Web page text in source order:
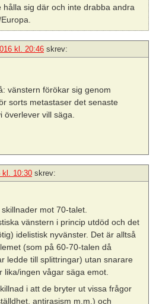
hålla sig där och inte drabba andra
kl. 20:46 skrev:
vänstern förökar sig genom
sorts metastaser det senaste
vill säga.
kl. 10:30 skrev:
mot 70-talet.
vänstern i princip utdöd och det
idelistisk nyvänster. Det är alltså
(som på 60-70-talen då
ledde till splittringar) utan snarare
lika/ingen vågar säga emot.
i att de bryter ut vissa frågor
antirasism m.m.) och